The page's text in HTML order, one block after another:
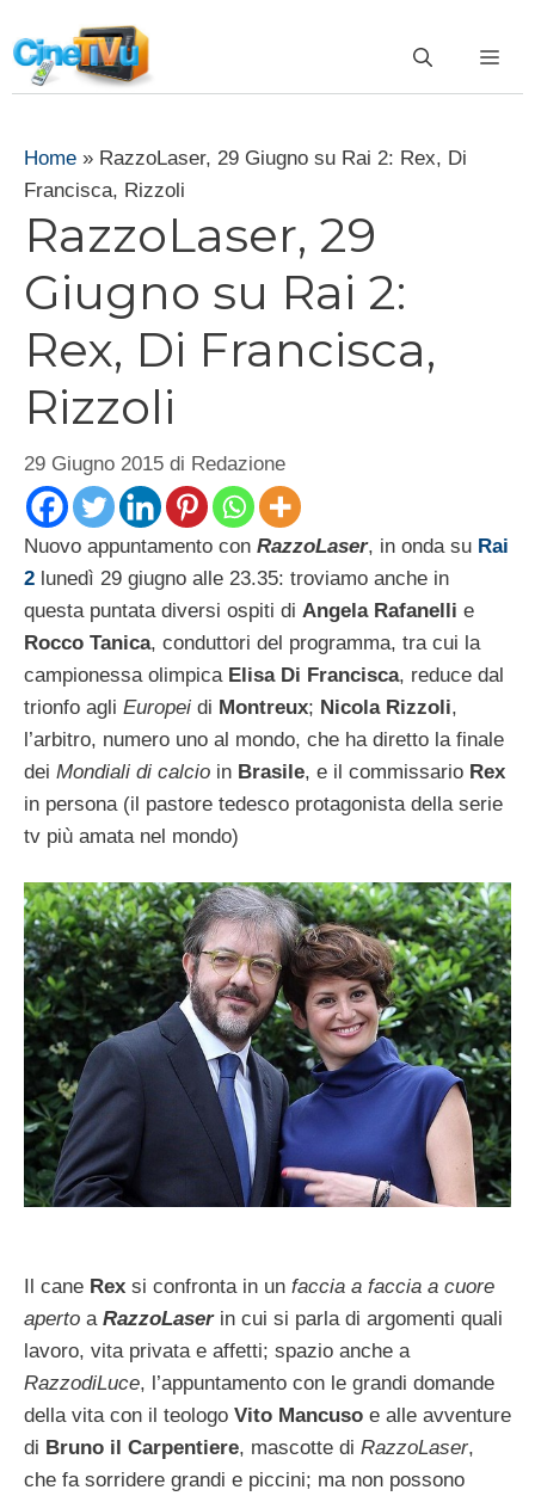
al
contenuto
Home » RazzoLaser, 29 Giugno su Rai 2: Rex, Di
Francisca, Rizzoli
RazzoLaser, 29
Giugno su Rai 2:
Rex, Di Francisca,
Rizzoli
29 Giugno 2015 di Redazione
Nuovo appuntamento con RazzoLaser, in onda su Rai
2 lunedì 29 giugno alle 23.35: troviamo anche in
questa puntata diversi ospiti di Angela Rafanelli e
Rocco Tanica, conduttori del programma, tra cui la
campionessa olimpica Elisa Di Francisca, reduce dal
trionfo agli Europei di Montreux; Nicola Rizzoli,
l’arbitro, numero uno al mondo, che ha diretto la finale
dei Mondiali di calcio in Brasile, e il commissario Rex
in persona (il pastore tedesco protagonista della serie
tv più amata nel mondo)
Il cane Rex si confronta in un faccia a faccia a cuore
aperto a RazzoLaserin cui si parla di argomenti quali
lavoro, vita privata e affetti; spazio anche a
RazzodiLuce, l’appuntamento con le grandi domande
della vita con il teologo Vito Mancuso e alle avventure
di Bruno il Carpentiere, mascotte di RazzoLaser,
che fa sorridere grandi e piccini; ma non possono